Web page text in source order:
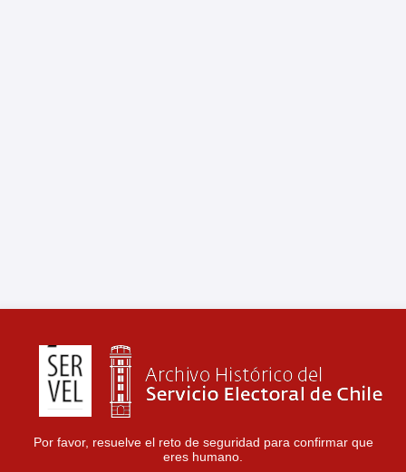
Por favor, resuelve el reto de seguridad para confirmar que
eres humano.